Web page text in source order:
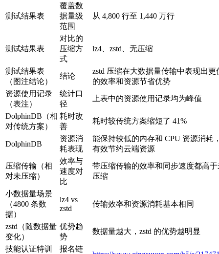
测试结果表
覆盖数
据量级
范围
从 4,800 行至 1,440 万行
测试结果表
对比的
压缩方
式
lz4、zstd、无压缩
测试结果表
（图注结论）
结论
zstd 压缩在大数据量传输中表现出更
的效率和资源节省优势
资源使用记录
（表注）
统计口
径
上表中的资源使用记录均为峰值
DolphinDB（相
对传统方案）
耗时改
善
耗时较传统方案缩短了 41%
DolphinDB
资源消
耗表现
能保持较低的内存和 CPU 资源消耗
有效节约云端资源
压缩传输（相
对未压缩）
效率与
速度对
比
带压缩传输的效率和同步速度都高于
压缩
小数据量场景
（4800 条数
据）
lz4 vs
zstd
传输效率和资源消耗基本相同
zstd（随数据量
变化）
优势趋
势
数据量越大，zstd 的优势越明显
技能认证特训
报名链